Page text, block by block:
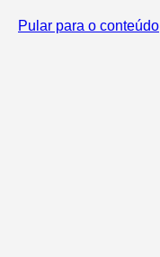
Pular para o conteúdo